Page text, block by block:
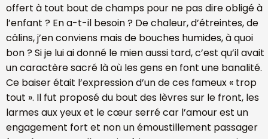
offert à tout bout de champs pour ne pas dire obligé à
l’enfant ? En a-t-il besoin ? De chaleur, d’étreintes, de
câlins, j’en conviens mais de bouches humides, à quoi
bon ? Si je lui ai donné le mien aussi tard, c’est qu’il avait
un caractère sacré là où les gens en font une banalité.
Ce baiser était l’expression d’un de ces fameux « trop
tout ». Il fut proposé du bout des lèvres sur le front, les
larmes aux yeux et le cœur serré car l’amour est un
engagement fort et non un émoustillement passager